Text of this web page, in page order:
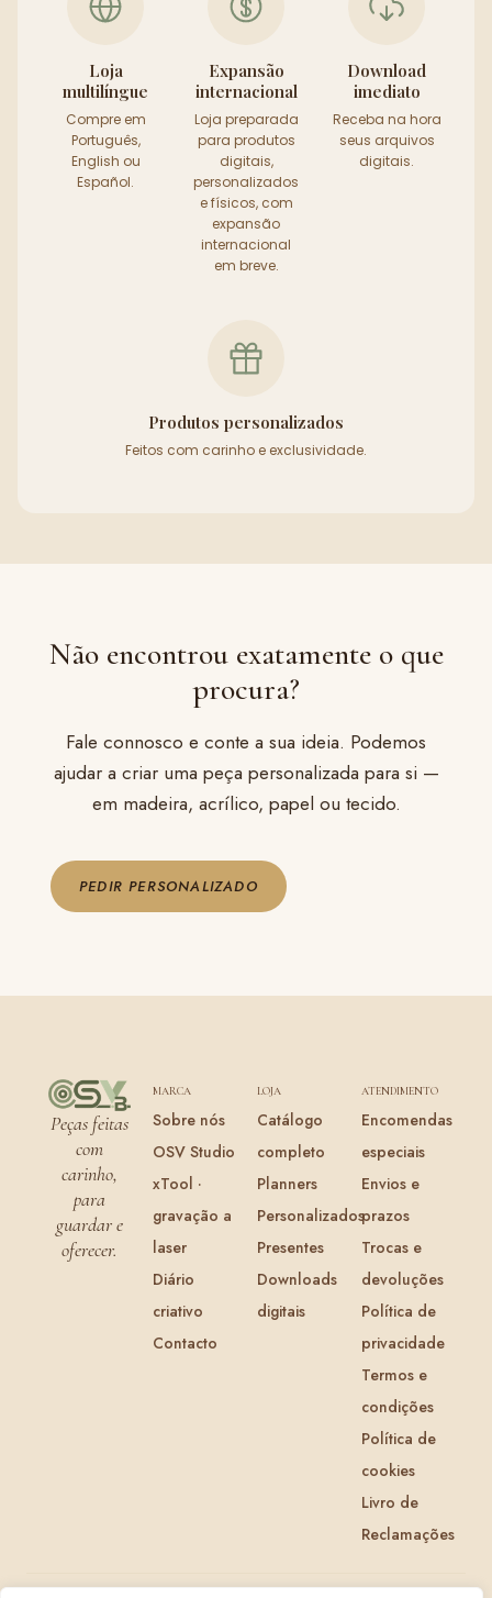
Loja
multilíngue
Compre em
Português,
English ou
Español.
Expansão
internacional
Loja preparada
para produtos
digitais,
personalizados
e físicos, com
expansão
internacional
em breve.
Download
imediato
Receba na hora
seus arquivos
digitais.
Produtos personalizados
Feitos com carinho e exclusividade.
Não encontrou exatamente o que
procura?
Fale connosco e conte a sua ideia. Podemos
ajudar a criar uma peça personalizada para si —
em madeira, acrílico, papel ou tecido.
PEDIR PERSONALIZADO
Peças feitas
com
carinho,
para
guardar e
oferecer.
MARCA
Sobre nós
OSV Studio
xTool ·
gravação a
laser
Diário
criativo
Contacto
LOJA
Catálogo
completo
Planners
Personalizados
Presentes
Downloads
digitais
ATENDIMENTO
Encomendas
especiais
Envios e
prazos
Trocas e
devoluções
Política de
privacidade
Termos e
condições
Política de
cookies
Livro de
Reclamações